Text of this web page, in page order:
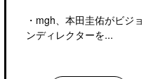
・ mgh、本田圭佑がビジョ
ンディレクターを...